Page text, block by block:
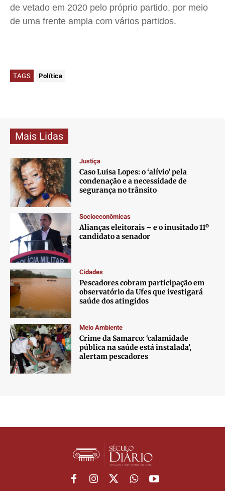
de vetado em 2020 pelo próprio partido, por meio
de uma frente ampla com vários partidos.
TAGS Política
Mais Lidas
Justiça
Caso Luisa Lopes: o ‘alívio’ pela
condenação e a necessidade de
segurança no trânsito
Socioeconômicas
Alianças eleitorais – e o inusitado 11º
candidato a senador
Cidades
Pescadores cobram participação em
observatório da Ufes que ivestigará
saúde dos atingidos
Meio Ambiente
Crime da Samarco: ‘calamidade
pública na saúde está instalada’,
alertam pescadores